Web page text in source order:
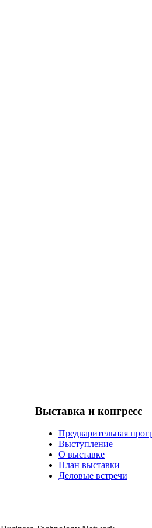
Выставка и конгресс
Предварительная
Выступление
О выставке
План выставки
Деловые встречи